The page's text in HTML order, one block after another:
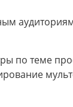
по теме